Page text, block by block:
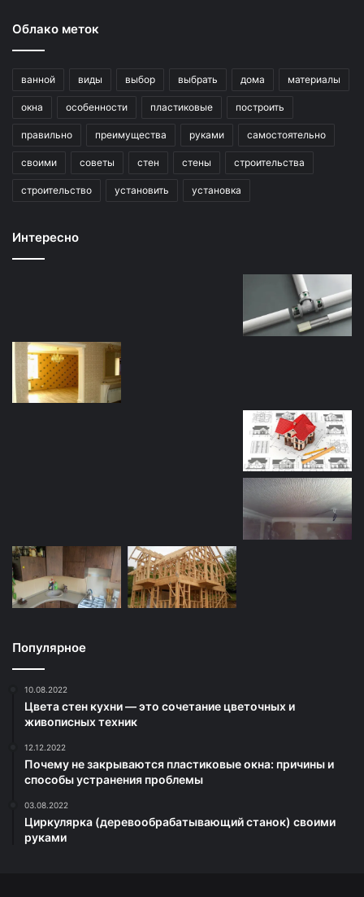
Облако меток
ванной виды выбор выбрать дома материалы
окна особенности пластиковые построить
правильно преимущества руками самостоятельно
своими советы стен стены строительства
строительство установить установка
Интересно
Популярное
10.08.2022
Цвета стен кухни — это сочетание цветочных и
живописных техник
12.12.2022
Почему не закрываются пластиковые окна: причины и
способы устранения проблемы
03.08.2022
Циркулярка (деревообрабатывающий станок) своими
руками